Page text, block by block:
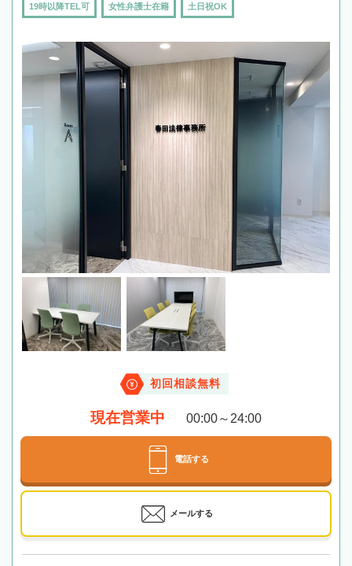
19時以降TEL可 女性弁護士在籍 土日祝OK
初回相談無料
現在営業中 00:00～24:00
電話する
メールする